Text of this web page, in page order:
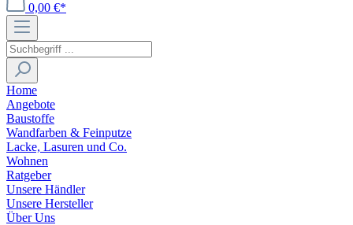
0,00 €*
Home
Angebote
Baustoffe
Wandfarben & Feinputze
Lacke, Lasuren und Co.
Wohnen
Ratgeber
Unsere Händler
Unsere Hersteller
Über Uns